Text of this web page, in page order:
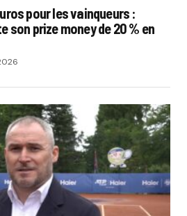
pour les vainqueurs :
son prize money de 20 % en